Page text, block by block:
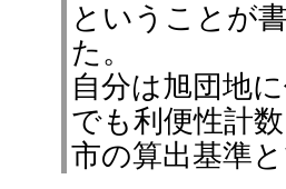
ということが
た。
自分は旭団地
でも利便性計
市の算出基準